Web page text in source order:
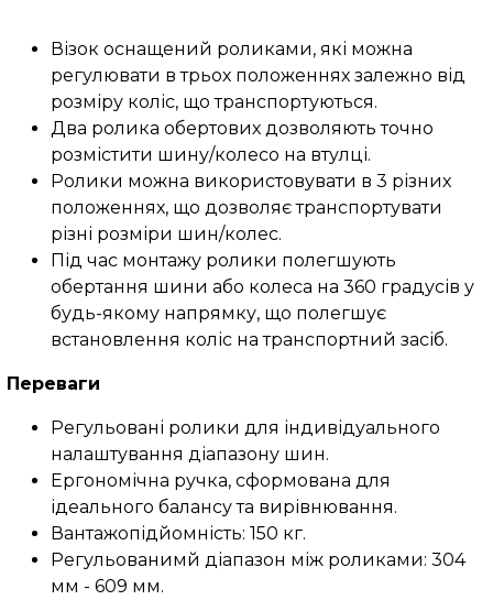
Візок оснащений роликами, які можна
регулювати в трьох положеннях залежно від
розміру коліс, що транспортуються.
Два ролика обертових дозволяють точно
розмістити шину/колесо на втулці.
Ролики можна використовувати в 3 різних
положеннях, що дозволяє транспортувати
різні розміри шин/колес.
Під час монтажу ролики полегшують
обертання шини або колеса на 360 градусів у
будь-якому напрямку, що полегшує
встановлення коліс на транспортний засіб.
Переваги
Регульовані ролики для індивідуального
налаштування діапазону шин.
Ергономічна ручка, сформована для
ідеального балансу та вирівнювання.
Вантажопідйомність: 150 кг.
Регульованимй діапазон між роликами: 304
мм - 609 мм.